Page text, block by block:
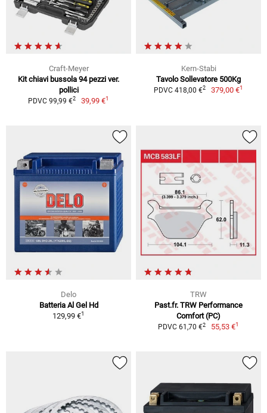
Craft-Meyer
Kit chiavi bussola 94 pezzi ver.
pollici
PDVC 99,99 €2 39,99 €1
Kern-Stabi
Tavolo Sollevatore 500Kg
PDVC 418,00 €2 379,00 €1
Delo
Batteria Al Gel Hd
129,99 €1
TRW
Past.fr. TRW Performance
Comfort (PC)
PDVC 61,70 €2 55,53 €1